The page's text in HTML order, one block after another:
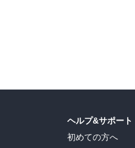
ヘルプ&サポート
初めての方へ